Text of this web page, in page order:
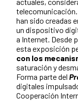
telecomunicación.
han sido creadas
un dispositivo
a Internet. Desde
esta exposición
con los
saturación y
Forma parte del
digitales
Cooperación